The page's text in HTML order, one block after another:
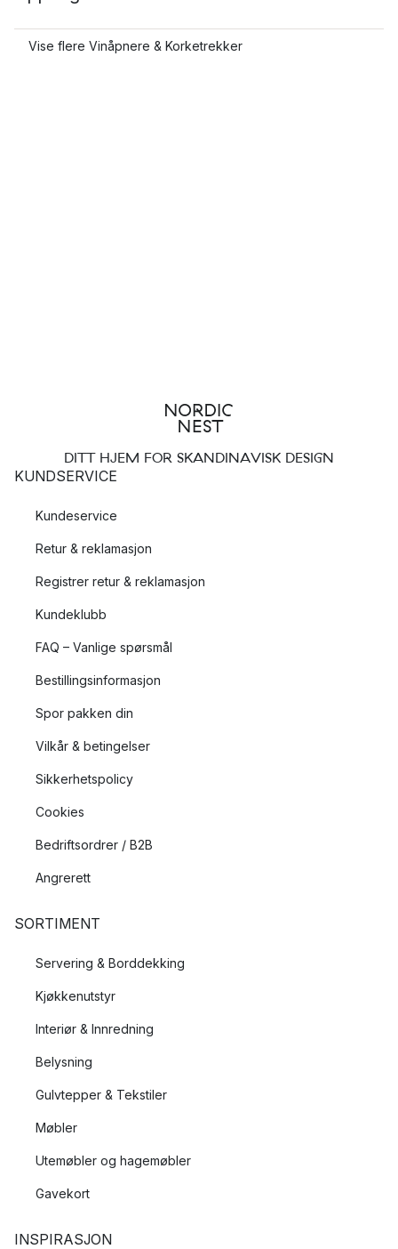
Vise flere Vinåpnere & Korketrekker
DITT HJEM FOR SKANDINAVISK DESIGN
KUNDSERVICE
Kundeservice
Retur & reklamasjon
Registrer retur & reklamasjon
Kundeklubb
FAQ – Vanlige spørsmål
Bestillingsinformasjon
Spor pakken din
Vilkår & betingelser
Sikkerhetspolicy
Cookies
Bedriftsordrer / B2B
Angrerett
SORTIMENT
Servering & Borddekking
Kjøkkenutstyr
Interiør & Innredning
Belysning
Gulvtepper & Tekstiler
Møbler
Utemøbler og hagemøbler
Gavekort
INSPIRASJON